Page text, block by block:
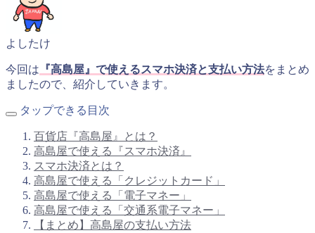
よしたけ
今回は 『高島屋』で使えるスマホ決済と支払い方法をまとめ
ましたので、紹介していきます。
タップできる目次
百貨店『高島屋』とは？
高島屋で使える『スマホ決済』
スマホ決済とは？
高島屋で使える「クレジットカード」
高島屋で使える「電子マネー」
高島屋で使える「交通系電子マネー」
【まとめ】高島屋の支払い方法